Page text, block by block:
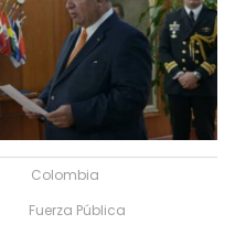
Colombia
Fuerza Pública